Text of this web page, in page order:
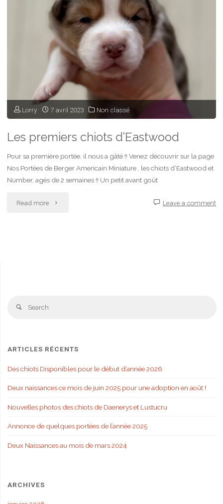
dit
« OUI »
!!"
Lorry 7 avril 2023 Non classé
Les premiers chiots d’Eastwood
Pour sa première portée, il nous a gâté !! Venez découvrir sur la page
Nos Portées de Berger Americain Miniature , les chiots d’Eastwood et
Number, agés de 2 semaines !! Un petit avant goût
Read more "Les Leave a comment
Search
ARTICLES RÉCENTS
Des chiots Disponibles pour le début d’année 2026
Deux naissances ce mois de juin 2025 pour une adoption en août !
Nouvelles photos des chiots de Daenerys et Lustucru
Annonce de quelques portées de l’année 2025
Deux Naissances au mois de mars 2024
ARCHIVES